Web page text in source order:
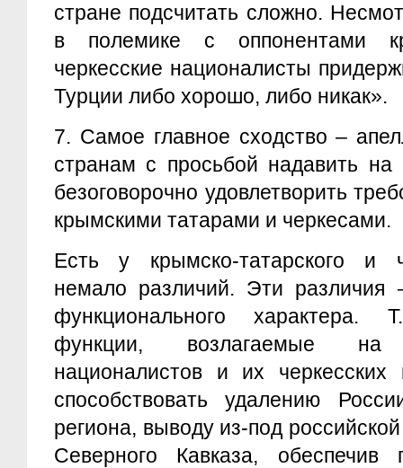
стране подсчитать сложно.
в полемике с оппонентами
черкесские националисты
Турции либо хорошо, либо никак».
7. Самое главное сходство –
странам с просьбой надавить
безоговорочно удовлетворить
крымскими татарами и черкесами.
Есть у крымско-татарского и
немало различий. Эти различия
функционального характера.
функции, возлагаемые на
националистов и их черкесских
способствовать удалению
региона, выводу из-под
Северного Кавказа, обеспечив